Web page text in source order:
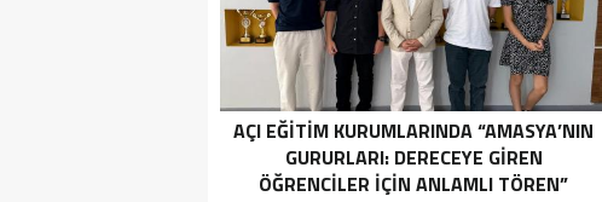
AÇI EĞİTİM KURUMLARINDA “AMASYA’NIN
GURURLARI: DERECEYE GIREN
ÖĞRENCILER İÇIN ANLAMLI TÖREN”